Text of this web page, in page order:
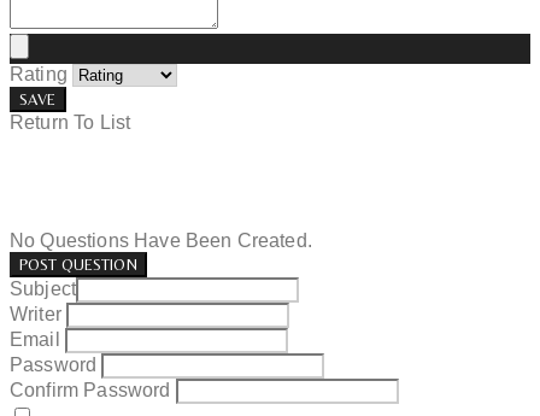
Rating
SAVE
Return To List
No Questions Have Been Created.
POST QUESTION
Subject
Writer
Email
Password
Confirm Password